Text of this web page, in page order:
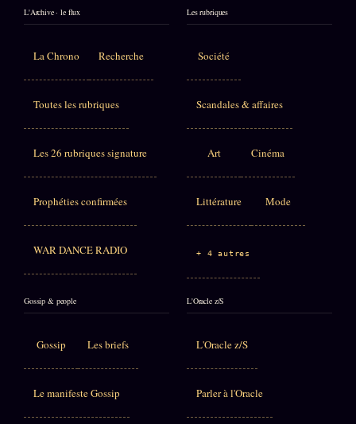
L'Archive · le flux
La Chrono Recherche
Toutes les rubriques
Les 26 rubriques signature
Prophéties confirmées
WAR DANCE RADIO
Les rubriques
Société
Scandales & affaires
Art Cinéma
Littérature Mode
+ 4 autres
Gossip & people
Gossip Les briefs
Le manifeste Gossip
L'Oracle z/S
L'Oracle z/S
Parler à l'Oracle